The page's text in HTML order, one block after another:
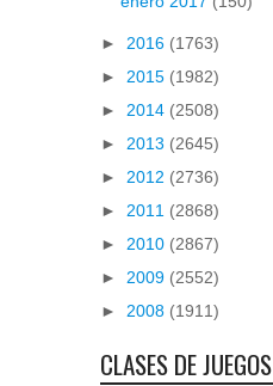
► 2016 (1763)
► 2015 (1982)
► 2014 (2508)
► 2013 (2645)
► 2012 (2736)
► 2011 (2868)
► 2010 (2867)
► 2009 (2552)
► 2008 (1911)
CLASES DE JUEGOS